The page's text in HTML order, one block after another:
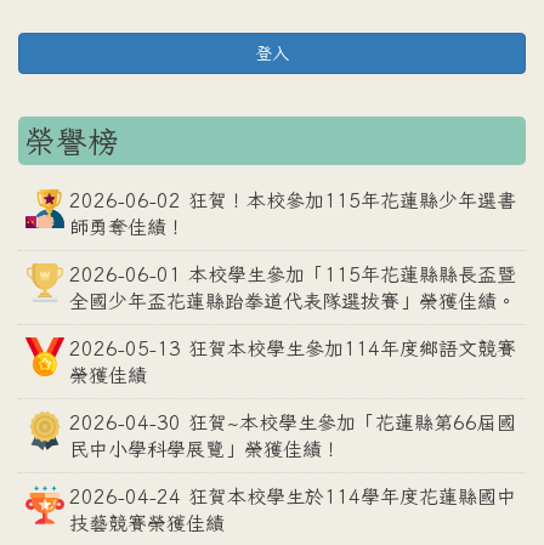
登入
榮譽榜
2026-06-02 狂賀！本校參加115年花蓮縣少年選書
師勇奪佳績！
2026-06-01 本校學生參加「115年花蓮縣縣長盃暨
全國少年盃花蓮縣跆拳道代表隊選拔賽」榮獲佳績。
2026-05-13 狂賀本校學生參加114年度鄉語文競賽
榮獲佳績
2026-04-30 狂賀~本校學生參加「花蓮縣第66屆國
民中小學科學展覽」榮獲佳績！
2026-04-24 狂賀本校學生於114學年度花蓮縣國中
技藝競賽榮獲佳績